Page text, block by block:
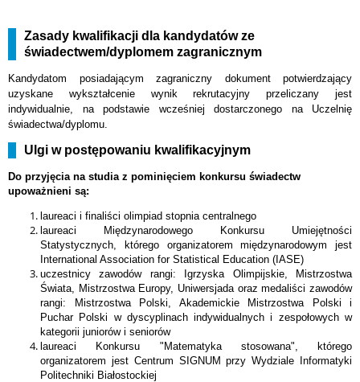
Zasady kwalifikacji dla kandydatów ze
świadectwem/dyplomem zagranicznym
Kandydatom posiadającym zagraniczny dokument potwierdzający
uzyskane wykształcenie wynik rekrutacyjny przeliczany jest
indywidualnie, na podstawie wcześniej dostarczonego na Uczelnię
świadectwa/dyplomu.
Ulgi w postępowaniu kwalifikacyjnym
Do przyjęcia na studia z pominięciem konkursu świadectw
upoważnieni są:
laureaci i finaliści olimpiad stopnia centralnego
laureaci Międzynarodowego Konkursu Umiejętności
Statystycznych, którego organizatorem międzynarodowym jest
International Association for Statistical Education (IASE)
uczestnicy zawodów rangi: Igrzyska Olimpijskie, Mistrzostwa
Świata, Mistrzostwa Europy, Uniwersjada oraz medaliści zawodów
rangi: Mistrzostwa Polski, Akademickie Mistrzostwa Polski i
Puchar Polski w dyscyplinach indywidualnych i zespołowych w
kategorii juniorów i seniorów
laureaci Konkursu "Matematyka stosowana", którego
organizatorem jest Centrum SIGNUM przy Wydziale Informatyki
Politechniki Białostockiej